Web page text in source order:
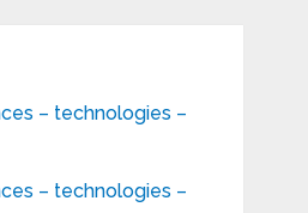
– technologies –
– technologies –